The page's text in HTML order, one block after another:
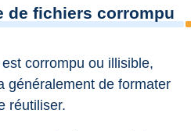
de fichiers corrompu
corrompu ou illisible,
généralement de formater
réutiliser.